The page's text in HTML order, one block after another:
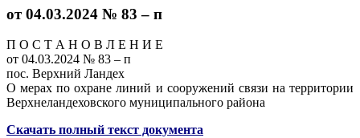
от 04.03.2024 № 83 – п
П О С Т А Н О В Л Е Н И Е
от 04.03.2024 № 83 – п
пос. Верхний Ландех
О мерах по охране линий и сооружений связи на территории
Верхнеландеховского муниципального района
Скачать полный текст документа